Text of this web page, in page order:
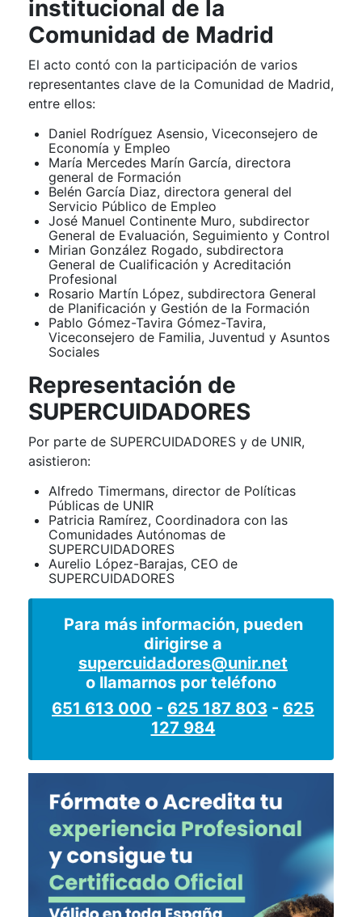
institucional de la
Comunidad de Madrid
El acto contó con la participación de varios
representantes clave de la Comunidad de Madrid,
entre ellos:
Daniel Rodríguez Asensio, Viceconsejero de
Economía y Empleo
María Mercedes Marín García, directora
general de Formación
Belén García Diaz, directora general del
Servicio Público de Empleo
José Manuel Continente Muro, subdirector
General de Evaluación, Seguimiento y Control
Mirian González Rogado, subdirectora
General de Cualificación y Acreditación
Profesional
Rosario Martín López, subdirectora General
de Planificación y Gestión de la Formación
Pablo Gómez-Tavira Gómez-Tavira,
Viceconsejero de Familia, Juventud y Asuntos
Sociales
Representación de
SUPERCUIDADORES
Por parte de SUPERCUIDADORES y de UNIR,
asistieron:
Alfredo Timermans, director de Políticas
Públicas de UNIR
Patricia Ramírez, Coordinadora con las
Comunidades Autónomas de
SUPERCUIDADORES
Aurelio López-Barajas, CEO de
SUPERCUIDADORES
Para más información, pueden
dirigirse a
supercuidadores@unir.net
o llamarnos por teléfono
651 613 000 - 625 187 803 - 625
127 984